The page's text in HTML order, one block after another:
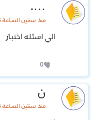
….
منذ سنتين الساعة 09:56
الي اسئله اختبار
0
ن
منذ سنتين الساعة 09:56